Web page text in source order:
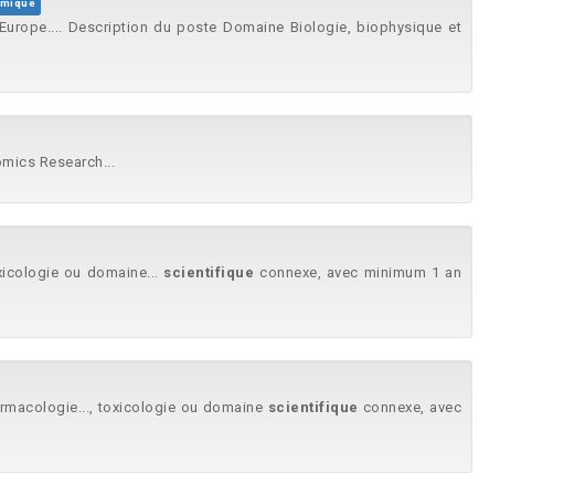
Description du poste Domaine Biologie, biophysique et
Research...
ou domaine... scientifique connexe, avec minimum 1 an
toxicologie ou domaine scientifique connexe, avec